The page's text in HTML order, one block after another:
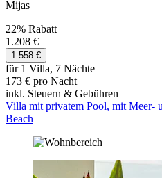
Mijas
22% Rabatt
1.208 €
1.558 €
für 1 Villa, 7 Nächte
173 € pro Nacht
inkl. Steuern & Gebühren
Villa mit privatem Pool, mit Meer-
Beach